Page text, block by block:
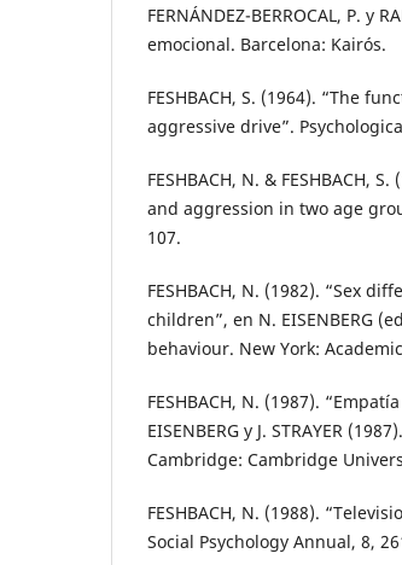
FERNÁNDEZ-BERROCAL, P. y
emocional. Barcelona: Kairós.
FESHBACH, S. (1964). “The
aggressive drive”.
FESHBACH, N. & FESHBACH,
and aggression in two age
107.
FESHBACH, N. (1982). “Sex
children”, en N. EISENBERG
behaviour. New York:
FESHBACH, N. (1987).
EISENBERG y J. STRAYER
Cambridge: Cambridge
FESHBACH, N. (1988).
Social Psychology Annual, 8,